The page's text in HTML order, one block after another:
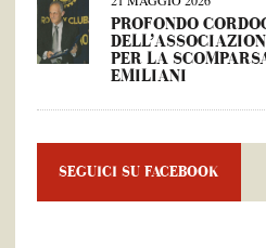
PROFONDO
PER LA
EMILIANI
SEGUICI SU FACEBOOK